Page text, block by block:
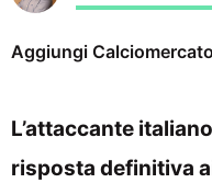
Aggiungi
L’attaccante
risposta definitiva